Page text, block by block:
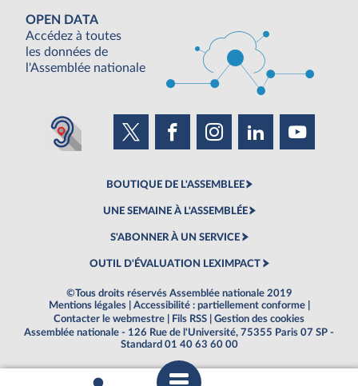
OPEN DATA
Accédez à toutes
les données de
l'Assemblée nationale
BOUTIQUE DE L'ASSEMBLEE
UNE SEMAINE À L'ASSEMBLÉE
S'ABONNER À UN SERVICE
OUTIL D'ÉVALUATION LEXIMPACT
©Tous droits réservés Assemblée nationale 2019
Mentions légales
Accessibilité : partiellement conforme
Contacter le webmestre
Fils RSS
Gestion des cookies
Assemblée nationale - 126 Rue de l'Université, 75355 Paris 07 SP -
Standard 01 40 63 60 00